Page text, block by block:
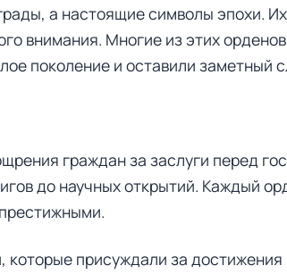
а настоящие символы эпохи.
внимания. Многие из этих
поколение и оставили заметный
граждан за заслуги перед
до научных открытий. Каждый
присуждали за